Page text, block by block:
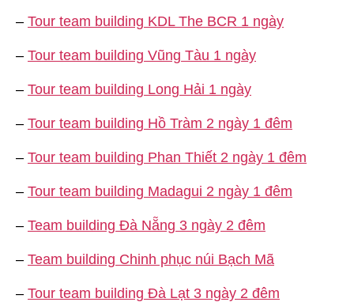
– Tour team building KDL The BCR 1 ngày
– Tour team building Vũng Tàu 1 ngày
– Tour team building Long Hải 1 ngày
– Tour team building Hồ Tràm 2 ngày 1 đêm
– Tour team building Phan Thiết 2 ngày 1 đêm
– Tour team building Madagui 2 ngày 1 đêm
– Team building Đà Nẵng 3 ngày 2 đêm
– Team building Chinh phục núi Bạch Mã
– Tour team building Đà Lạt 3 ngày 2 đêm